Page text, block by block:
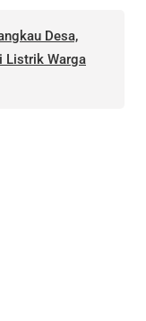
Desa,
Listrik Warga